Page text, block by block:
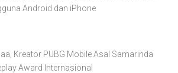
Android dan iPhone
Kreator PUBG Mobile Asal Samarinda
Award Internasional